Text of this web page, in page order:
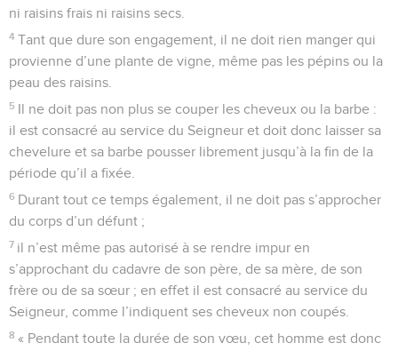
ni raisins frais ni raisins secs.
4 Tant que dure son engagement, il ne doit rien manger qui
provienne d’une plante de vigne, même pas les pépins ou la
peau des raisins.
5 Il ne doit pas non plus se couper les cheveux ou la barbe :
il est consacré au service du Seigneur et doit donc laisser sa
chevelure et sa barbe pousser librement jusqu’à la fin de la
période qu’il a fixée.
6 Durant tout ce temps également, il ne doit pas s’approcher
du corps d’un défunt ;
7 il n’est même pas autorisé à se rendre impur en
s’approchant du cadavre de son père, de sa mère, de son
frère ou de sa sœur ; en effet il est consacré au service du
Seigneur, comme l’indiquent ses cheveux non coupés.
8 « Pendant toute la durée de son vœu, cet homme est donc